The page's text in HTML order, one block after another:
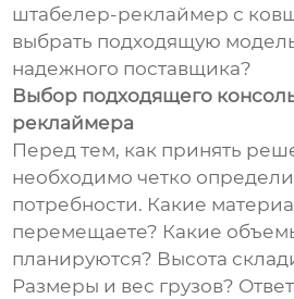
штабелер-реклаймер с
выбрать подходящую
надежного поставщика?
Выбор подходящего
реклаймера
Перед тем, как принять
необходимо четко
потребности. Какие
перемещаете? Какие
планируются? Высота
Размеры и вес грузов?